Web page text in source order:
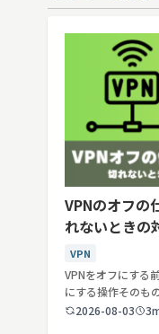
VPNのオフの
れないときの
VPN
VPNをオフにする
にする操作そのも
2026-08-03